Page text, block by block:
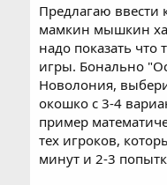
Предлагаю ввести
мамкин мышкин
надо показать что
игры. Бонально
Новолония,
окошко с 3-4
пример
тех игроков,
минут и 2-3